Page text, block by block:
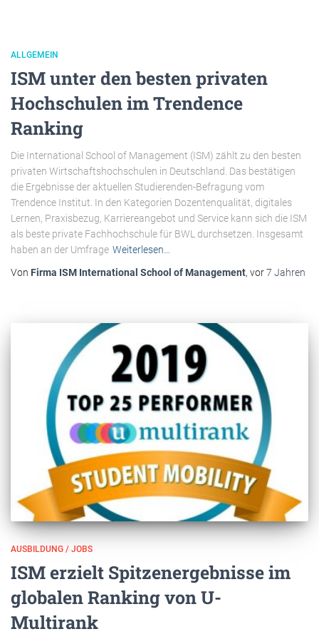
ALLGEMEIN
ISM unter den besten privaten
Hochschulen im Trendence
Ranking
Die International School of Management (ISM) zählt zu den besten
privaten Wirtschaftshochschulen in Deutschland. Das bestätigen
die Ergebnisse der aktuellen Studierenden-Befragung vom
Trendence Institut. In den Kategorien Dozentenqualität, digitales
Lernen, Praxisbezug, Karriereangebot und Service kann sich die ISM
als beste private Fachhochschule für BWL durchsetzen. Insgesamt
haben an der Umfrage Weiterlesen…
Von Firma ISM International School of Management, vor7 Jahren
AUSBILDUNG / JOBS
ISM erzielt Spitzenergebnisse im
globalen Ranking von U-
Multirank